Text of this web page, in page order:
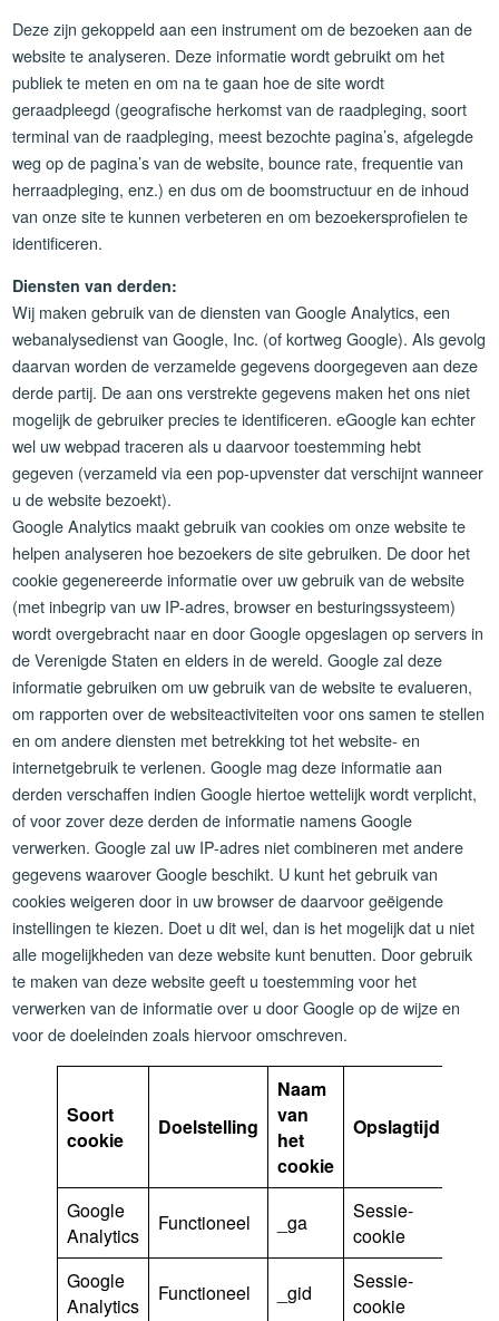
Deze zijn gekoppeld aan een instrument om de bezoeken aan de
website te analyseren. Deze informatie wordt gebruikt om het
publiek te meten en om na te gaan hoe de site wordt
geraadpleegd (geografische herkomst van de raadpleging, soort
terminal van de raadpleging, meest bezochte pagina’s, afgelegde
weg op de pagina’s van de website, bounce rate, frequentie van
herraadpleging, enz.) en dus om de boomstructuur en de inhoud
van onze site te kunnen verbeteren en om bezoekersprofielen te
identificeren.
Diensten van derden:
Wij maken gebruik van de diensten van Google Analytics, een
webanalysedienst van Google, Inc. (of kortweg Google). Als gevolg
daarvan worden de verzamelde gegevens doorgegeven aan deze
derde partij. De aan ons verstrekte gegevens maken het ons niet
mogelijk de gebruiker precies te identificeren. eGoogle kan echter
wel uw webpad traceren als u daarvoor toestemming hebt
gegeven (verzameld via een pop-upvenster dat verschijnt wanneer
u de website bezoekt).
Google Analytics maakt gebruik van cookies om onze website te
helpen analyseren hoe bezoekers de site gebruiken. De door het
cookie gegenereerde informatie over uw gebruik van de website
(met inbegrip van uw IP-adres, browser en besturingssysteem)
wordt overgebracht naar en door Google opgeslagen op servers in
de Verenigde Staten en elders in de wereld. Google zal deze
informatie gebruiken om uw gebruik van de website te evalueren,
om rapporten over de websiteactiviteiten voor ons samen te stellen
en om andere diensten met betrekking tot het website- en
internetgebruik te verlenen. Google mag deze informatie aan
derden verschaffen indien Google hiertoe wettelijk wordt verplicht,
of voor zover deze derden de informatie namens Google
verwerken. Google zal uw IP-adres niet combineren met andere
gegevens waarover Google beschikt. U kunt het gebruik van
cookies weigeren door in uw browser de daarvoor geëigende
instellingen te kiezen. Doet u dit wel, dan is het mogelijk dat u niet
alle mogelijkheden van deze website kunt benutten. Door gebruik
te maken van deze website geeft u toestemming voor het
verwerken van de informatie over u door Google op de wijze en
voor de doeleinden zoals hiervoor omschreven.
Soort
cookie
Doelstelling
Naam
van
het
cookie
Opslagtijd
Google
Analytics
Functioneel _ga
Sessie-
cookie
Google
Analytics
Functioneel _gid
Sessie-
cookie